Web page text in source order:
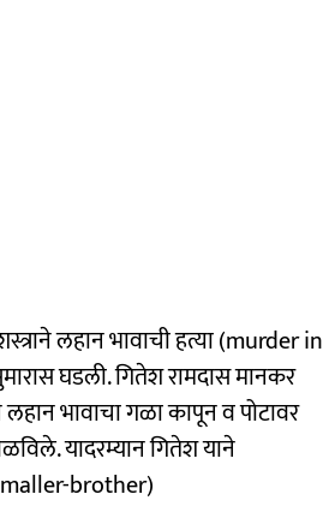
लहान भावाची हत्या (murder in
घडली. गितेश रामदास मानकर
भावाचा गळा कापून व पोटावर
यादरम्यान गितेश याने
brother)